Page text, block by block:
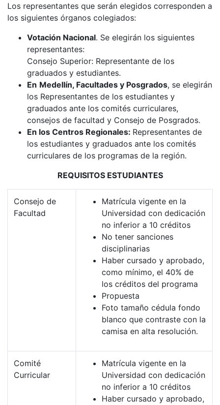
Los representantes que serán elegidos corresponden a
los siguientes órganos colegiados:
Votación Nacional. Se elegirán los siguientes
representantes:
Consejo Superior: Representante de los
graduados y estudiantes.
En Medellín, Facultades y Posgrados, se elegirán
los Representantes de los estudiantes y
graduados ante los comités curriculares,
consejos de facultad y Consejo de Posgrados.
En los Centros Regionales: Representantes de
los estudiantes y graduados ante los comités
curriculares de los programas de la región.
REQUISITOS ESTUDIANTES
Consejo de
Facultad
Matrícula vigente en la
Universidad con dedicación
no inferior a 10 créditos
No tener sanciones
disciplinarias
Haber cursado y aprobado,
como mínimo, el 40% de
los créditos del programa
Propuesta
Foto tamaño cédula fondo
blanco que contraste con la
camisa en alta resolución.
Comité
Curricular
Matrícula vigente en la
Universidad con dedicación
no inferior a 10 créditos
Haber cursado y aprobado,